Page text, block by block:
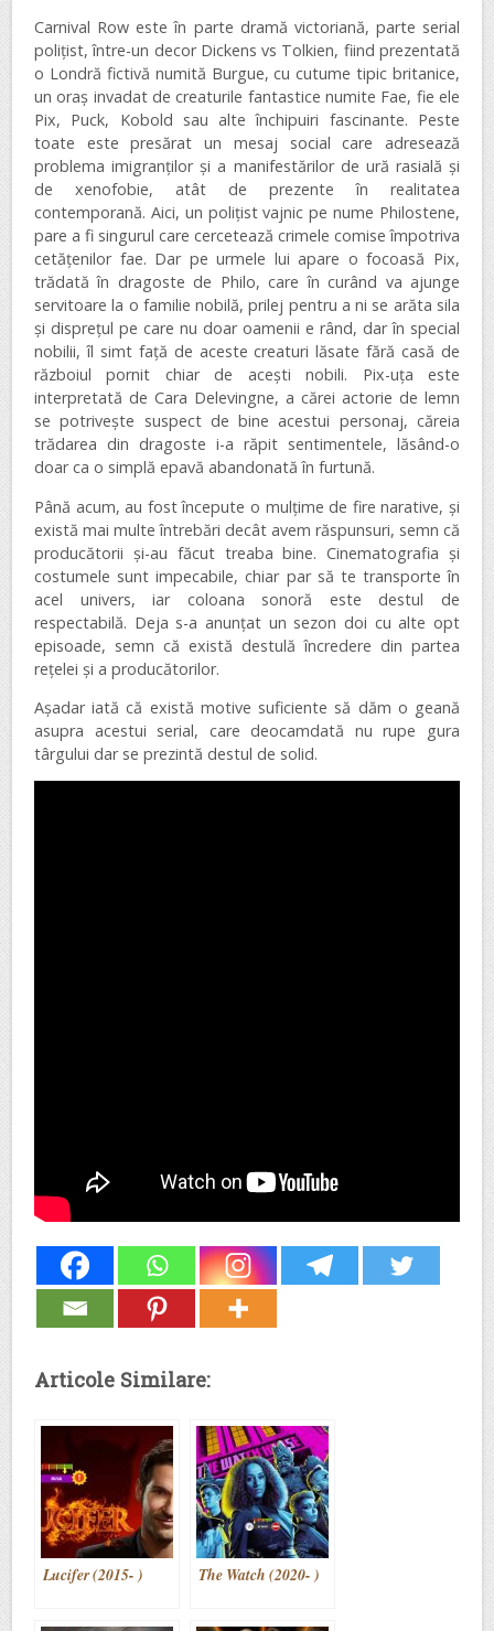
Carnival Row este în parte dramă victoriană, parte serial
polițist, între-un decor Dickens vs Tolkien, fiind prezentată
o Londră fictivă numită Burgue, cu cutume tipic britanice,
un oraș invadat de creaturile fantastice numite Fae, fie ele
Pix, Puck, Kobold sau alte închipuiri fascinante. Peste
toate este presărat un mesaj social care adresează
problema imigranților și a manifestărilor de ură rasială și
de xenofobie, atât de prezente în realitatea
contemporană. Aici, un polițist vajnic pe nume Philostene,
pare a fi singurul care cercetează crimele comise împotriva
cetățenilor fae. Dar pe urmele lui apare o focoasă Pix,
trădată în dragoste de Philo, care în curând va ajunge
servitoare la o familie nobilă, prilej pentru a ni se arăta sila
și disprețul pe care nu doar oamenii e rând, dar în special
nobilii, îl simt față de aceste creaturi lăsate fără casă de
războiul pornit chiar de acești nobili. Pix-uța este
interpretată de Cara Delevingne, a cărei actorie de lemn
se potrivește suspect de bine acestui personaj, căreia
trădarea din dragoste i-a răpit sentimentele, lăsând-o
doar ca o simplă epavă abandonată în furtună.
Până acum, au fost începute o mulțime de fire narative, și
există mai multe întrebări decât avem răspunsuri, semn că
producătorii și-au făcut treaba bine. Cinematografia și
costumele sunt impecabile, chiar par să te transporte în
acel univers, iar coloana sonoră este destul de
respectabilă. Deja s-a anunțat un sezon doi cu alte opt
episoade, semn că există destulă încredere din partea
rețelei și a producătorilor.
Așadar iată că există motive suficiente să dăm o geană
asupra acestui serial, care deocamdată nu rupe gura
târgului dar se prezintă destul de solid.
Articole Similare:
Lucifer (2015- ) The Watch (2020- )